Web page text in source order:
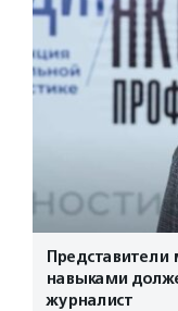
Представители
навыками
журналист